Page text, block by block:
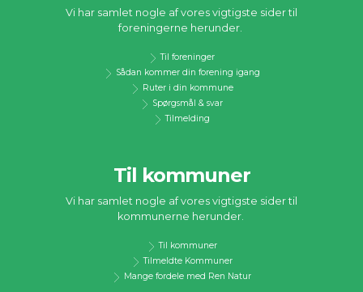
Vi har samlet nogle af vores vigtigste sider til
foreningerne herunder.
Til foreninger
Sådan kommer din forening igang
Ruter i din kommune
Spørgsmål & svar
Tilmelding
Til kommuner
Vi har samlet nogle af vores vigtigste sider til
kommunerne herunder.
Til kommuner
Tilmeldte Kommuner
Mange fordele med Ren Natur